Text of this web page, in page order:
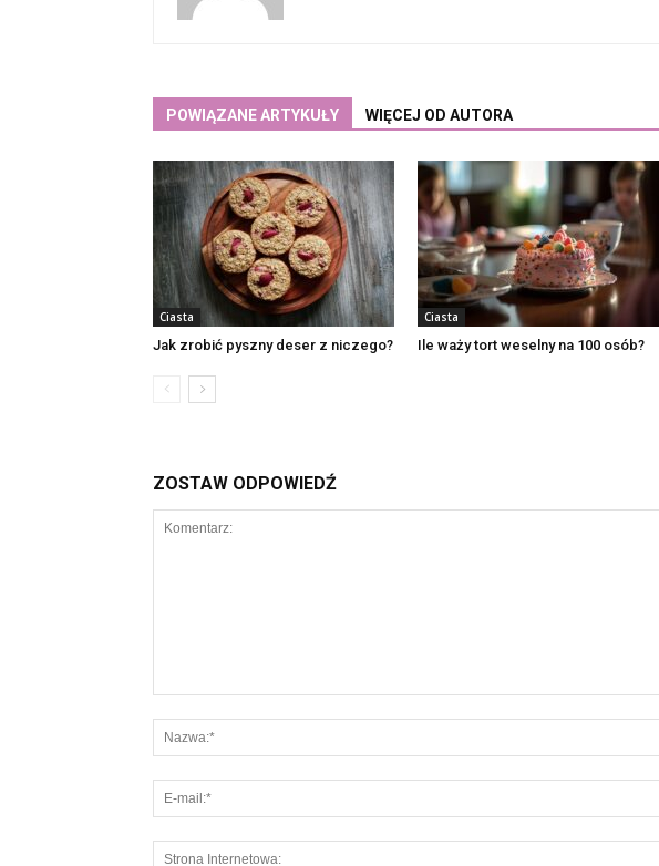
POWIĄZANE ARTYKUŁY WIĘCEJ OD AUTORA
Ciasta
Jak zrobić pyszny deser z niczego?
Ciasta
Ile waży tort weselny na 100 osób?
ZOSTAW ODPOWIEDŹ